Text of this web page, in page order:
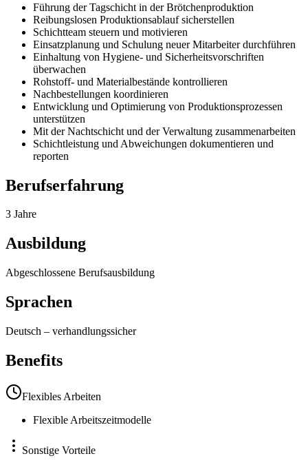
Führung der Tagschicht in der Brötchenproduktion
Reibungslosen Produktionsablauf sicherstellen
Schichtteam steuern und motivieren
Einsatzplanung und Schulung neuer Mitarbeiter durchführen
Einhaltung von Hygiene- und Sicherheitsvorschriften
überwachen
Rohstoff- und Materialbestände kontrollieren
Nachbestellungen koordinieren
Entwicklung und Optimierung von Produktionsprozessen
unterstützen
Mit der Nachtschicht und der Verwaltung zusammenarbeiten
Schichtleistung und Abweichungen dokumentieren und
reporten
Berufserfahrung
3 Jahre
Ausbildung
Abgeschlossene Berufsausbildung
Sprachen
Deutsch – verhandlungssicher
Benefits
Flexibles Arbeiten
Flexible Arbeitszeitmodelle
Sonstige Vorteile